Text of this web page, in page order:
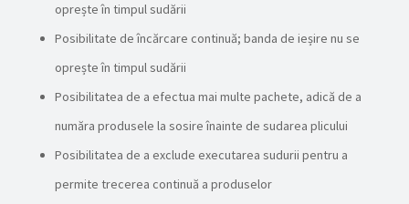
oprește în timpul sudării
Posibilitate de încărcare continuă; banda de ieșire nu se
oprește în timpul sudării
Posibilitatea de a efectua mai multe pachete, adică de a
număra produsele la sosire înainte de sudarea plicului
Posibilitatea de a exclude executarea sudurii pentru a
permite trecerea continuă a produselor